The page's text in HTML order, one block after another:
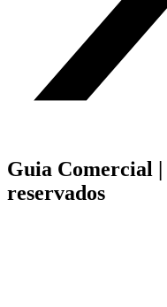
Guia Comercial |
reservados